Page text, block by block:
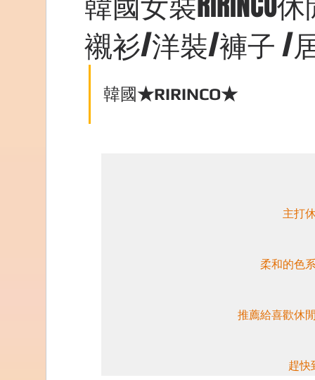
美食團購 購物 台灣代購網站
襯衫/洋裝/褲子 /
韓國★RIRINCO★
主打
柔和的色
推薦給喜歡休